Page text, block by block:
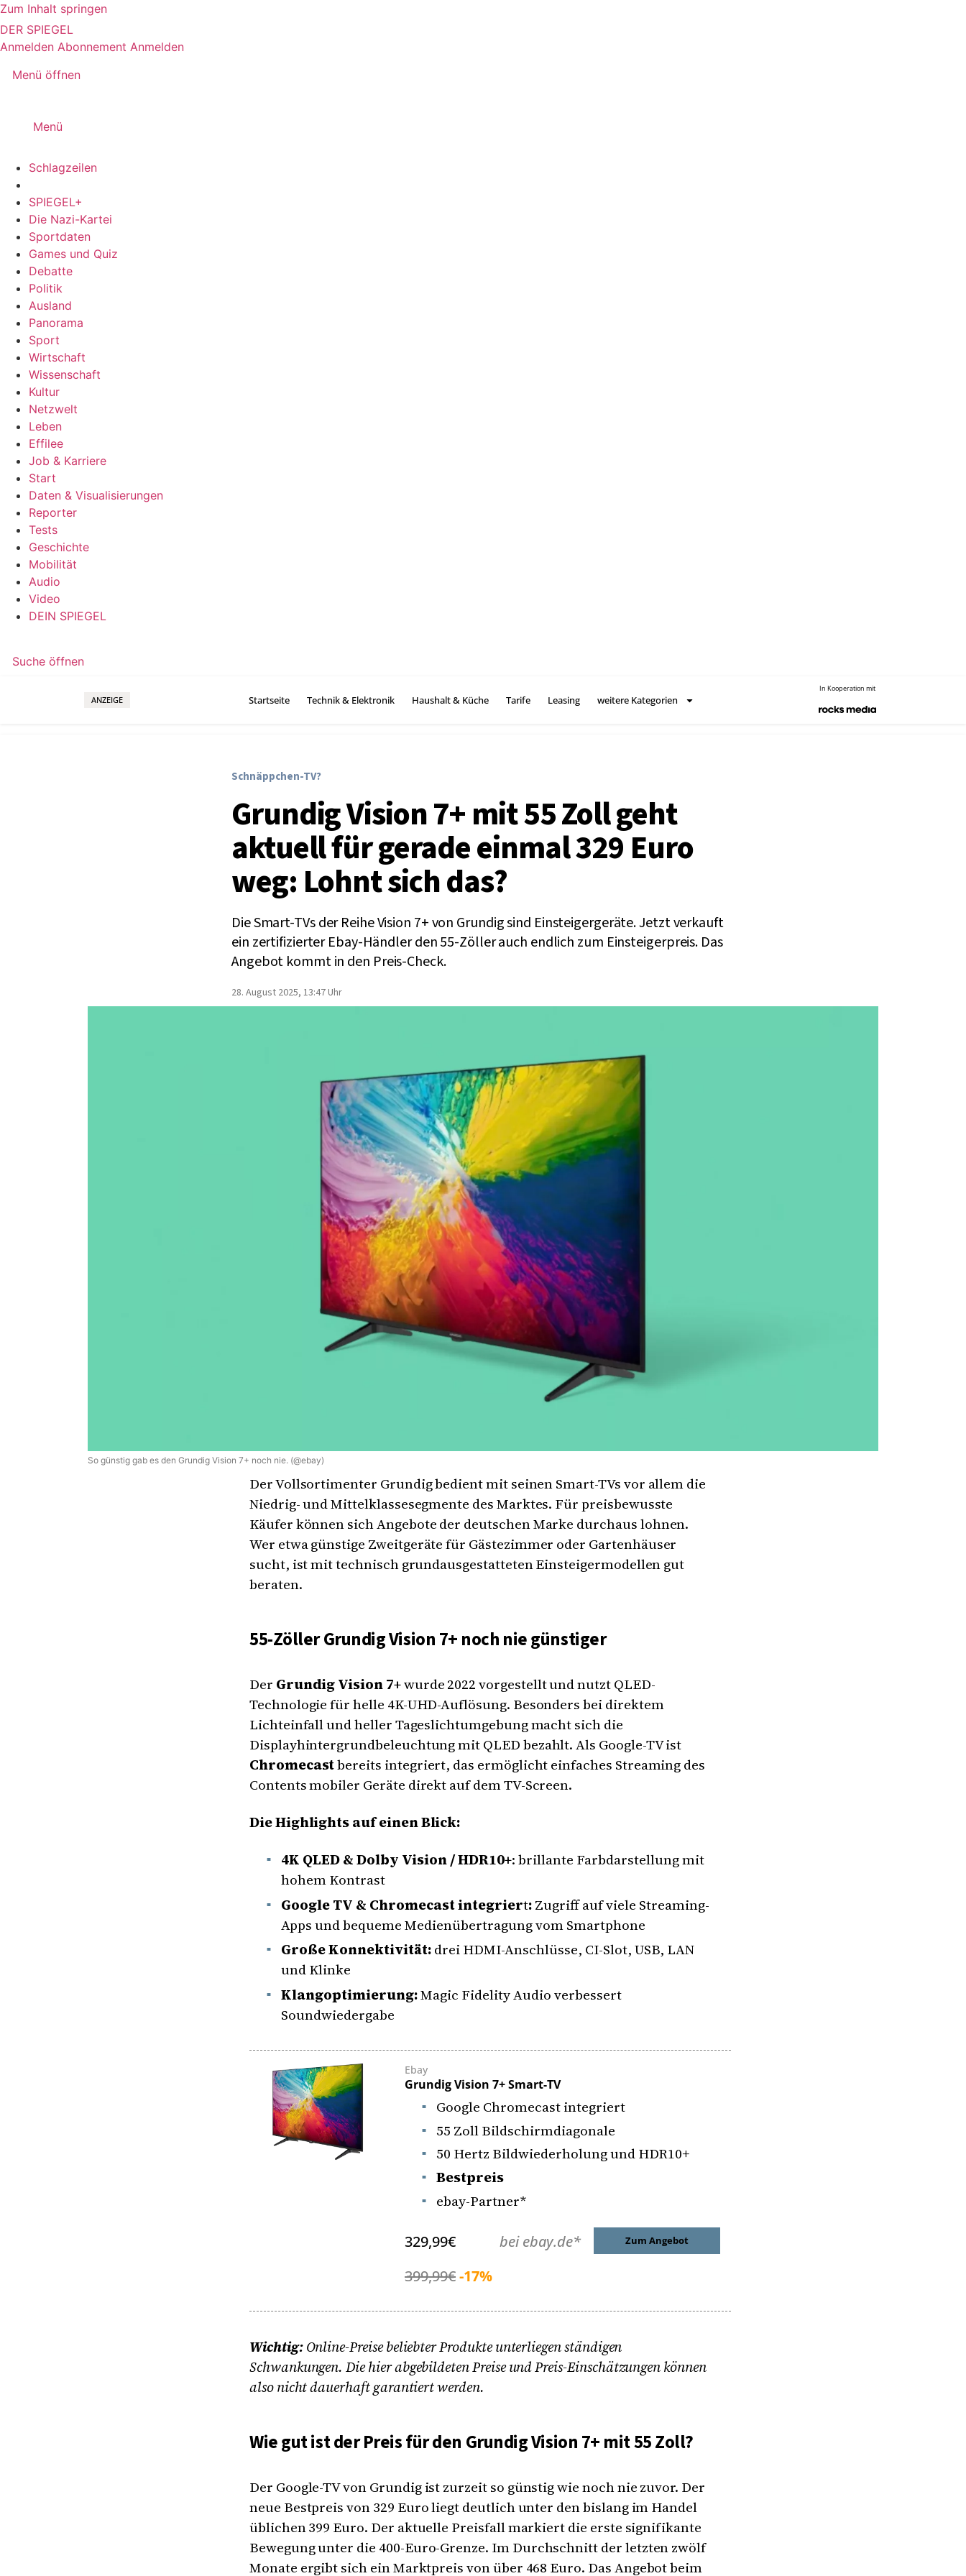
Zum Inhalt springen
DER SPIEGEL
Anmelden Abonnement Anmelden
Menü öffnen
Menü
Schlagzeilen
SPIEGEL+
Die Nazi-Kartei
Sportdaten
Games und Quiz
Debatte
Politik
Ausland
Panorama
Sport
Wirtschaft
Wissenschaft
Kultur
Netzwelt
Leben
Effilee
Job & Karriere
Start
Daten & Visualisierungen
Reporter
Tests
Geschichte
Mobilität
Audio
Video
DEIN SPIEGEL
Suche öffnen
Startseite Technik & Elektronik Haushalt & Küche Tarife Leasing weitere Kategorien
ANZEIGE
In Kooperation mit
Schnäppchen-TV?
Grundig Vision 7+ mit 55 Zoll geht
aktuell für gerade einmal 329 Euro
weg: Lohnt sich das?
Die Smart-TVs der Reihe Vision 7+ von Grundig sind Einsteigergeräte. Jetzt verkauft
ein zertifizierter Ebay-Händler den 55-Zöller auch endlich zum Einsteigerpreis. Das
Angebot kommt in den Preis-Check.
28. August 2025, 13:47 Uhr
So günstig gab es den Grundig Vision 7+ noch nie. (@ebay)
Der Vollsortimenter Grundig bedient mit seinen Smart-TVs vor allem die
Niedrig- und Mittelklassesegmente des Marktes. Für preisbewusste
Käufer können sich Angebote der deutschen Marke durchaus lohnen.
Wer etwa günstige Zweitgeräte für Gästezimmer oder Gartenhäuser
sucht, ist mit technisch grundausgestatteten Einsteigermodellen gut
beraten.
55-Zöller Grundig Vision 7+ noch nie günstiger
Der Grundig Vision 7+wurde 2022 vorgestellt und nutzt QLED-
Technologie für helle 4K-UHD-Auflösung. Besonders bei direktem
Lichteinfall und heller Tageslichtumgebung macht sich die
Displayhintergrundbeleuchtung mit QLED bezahlt. Als Google-TV ist
Chromecastbereits integriert, das ermöglicht einfaches Streaming des
Contents mobiler Geräte direkt auf dem TV-Screen.
Die Highlights auf einen Blick:
4K QLED & Dolby Vision / HDR10+: brillante Farbdarstellung mit
hohem Kontrast
Google TV & Chromecast integriert:Zugriff auf viele Streaming-
Apps und bequeme Medienübertragung vom Smartphone
Große Konnektivität:drei HDMI-Anschlüsse, CI-Slot, USB, LAN
und Klinke
Klangoptimierung:Magic Fidelity Audio verbessert
Soundwiedergabe
Ebay
Grundig Vision 7+ Smart-TV
Google Chromecast integriert
55 Zoll Bildschirmdiagonale
50 Hertz Bildwiederholung und HDR10+
Bestpreis
ebay-Partner*
329,99€
399,99€-17%
bei ebay.de* Zum Angebot
Wichtig:Online-Preise beliebter Produkte unterliegen ständigen
Schwankungen. Die hier abgebildeten Preise und Preis-Einschätzungen können
also nicht dauerhaft garantiert werden.
Wie gut ist der Preis für den Grundig Vision 7+ mit 55 Zoll?
Der Google-TV von Grundig ist zurzeit so günstig wie noch nie zuvor. Der
neue Bestpreis von 329 Euro liegt deutlich unter den bislang im Handel
üblichen 399 Euro. Der aktuelle Preisfall markiert die erste signifikante
Bewegung unter die 400-Euro-Grenze. Im Durchschnitt der letzten zwölf
Monate ergibt sich ein Marktpreis von über 468 Euro. Das Angebot beim